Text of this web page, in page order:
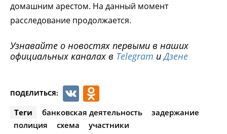
домашним арестом. На данный момент
расследование продолжается.
Узнавайте о новостях первыми в наших
официальных каналах в Telegram иДзене
ПОДЕЛИТЬСЯ: VK
Теги банковская деятельность
задержание
полиция
схема участники